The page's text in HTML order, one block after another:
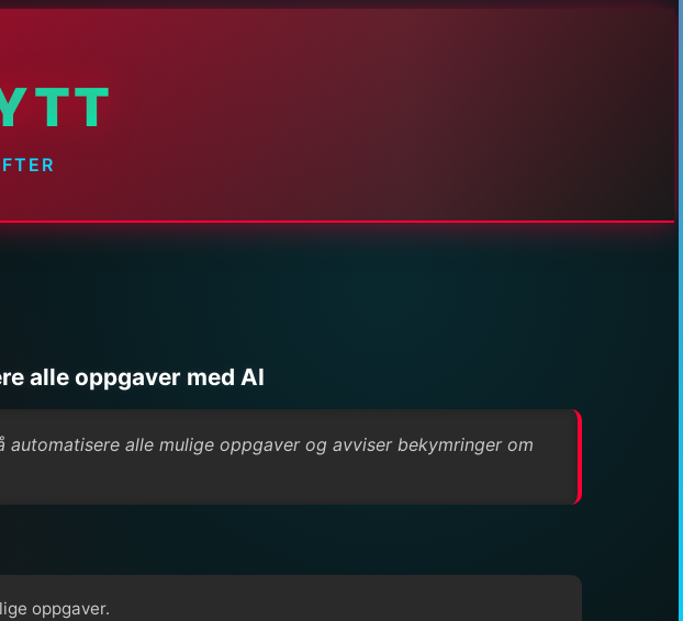
alle oppgaver med AI
alle mulige oppgaver og avviser bekymringer om
oppgaver.